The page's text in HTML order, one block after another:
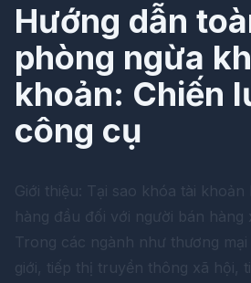
Hướng dẫn
phòng ngừa
khoản: Chiến
công cụ
Giới thiệu: Tại sao khóa tài
hàng đầu đối với người bán hàng
Trong các ngành như thương
giới, tiếp thị truyền thông xã hội,